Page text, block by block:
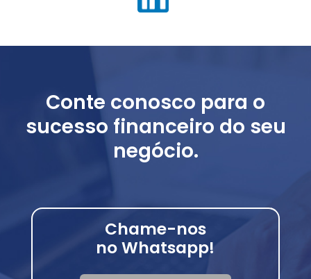
Conte conosco para o
sucesso financeiro do seu
negócio.
Chame-nos
no Whatsapp!